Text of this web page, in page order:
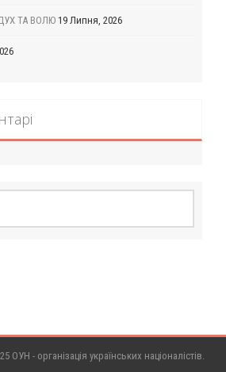
ТА ВОЛЮ 19 Липня, 2026
ОУН - організація українських націоналістів.